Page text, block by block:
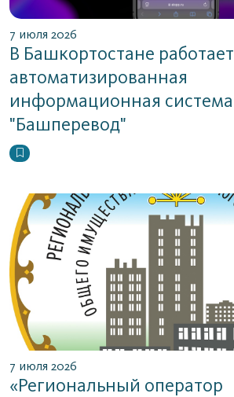
7 июля 2026
В Башкортостане работает
автоматизированная
информационная система
"Башперевод"
7 июля 2026
«Региональный оператор